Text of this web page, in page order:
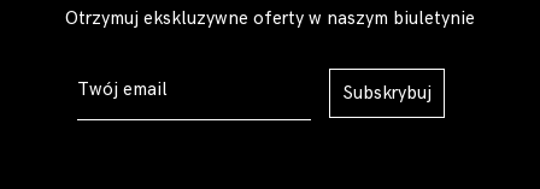
Otrzymuj ekskluzywne oferty w naszym biuletynie
Subskrybuj